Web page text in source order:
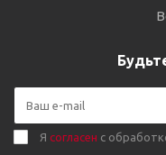
Я согласен с